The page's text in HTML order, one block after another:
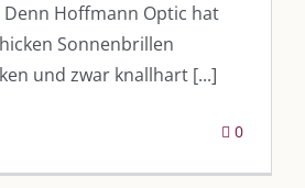
Denn Hoffmann Optic hat
Sonnenbrillen
und zwar knallhart [...]
0